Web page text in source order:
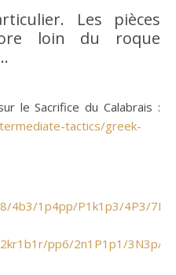
Les pièces
loin du roque
le Sacrifice du Calabrais :
tactics/greek-
4b3/1p4pp/P1k1p3/4P3/7P/
pp6/2n1P1p1/3N3p/